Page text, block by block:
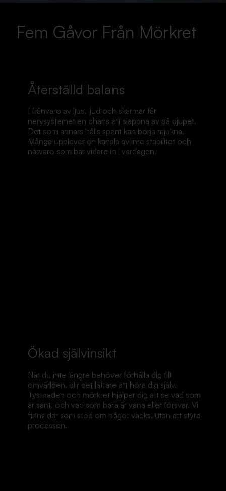
Fem Gåvor Från Mörkret
Återställd balans
I frånvaro av ljus, ljud och skärmar får
nervsystemet en chans att slappna av på djupet.
Det som annars hålls spänt kan börja mjukna.
Många upplever en känsla av inre stabilitet och
närvaro som bär vidare in i vardagen.
Ökad självinsikt
När du inte längre behöver förhålla dig till
omvärlden, blir det lättare att höra dig själv.
Tystnaden och mörkret hjälper dig att se vad som
är sant, och vad som bara är vana eller försvar. Vi
finns där som stöd om något väcks, utan att styra
processen.